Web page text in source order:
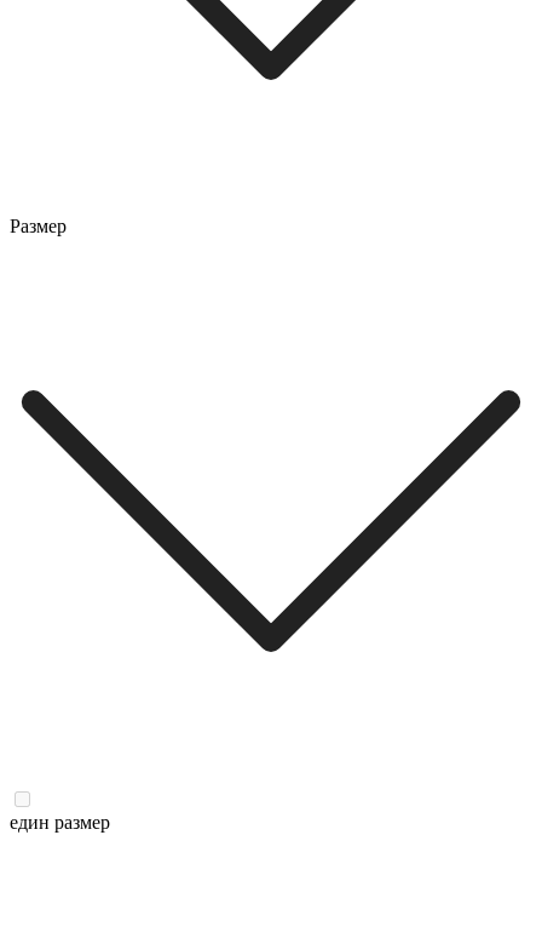
Размер
един размер